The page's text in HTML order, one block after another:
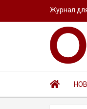
Журнал